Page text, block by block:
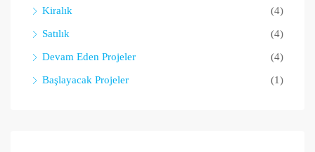
Kiralık (4)
Satılık (4)
Devam Eden Projeler (4)
Başlayacak Projeler (1)